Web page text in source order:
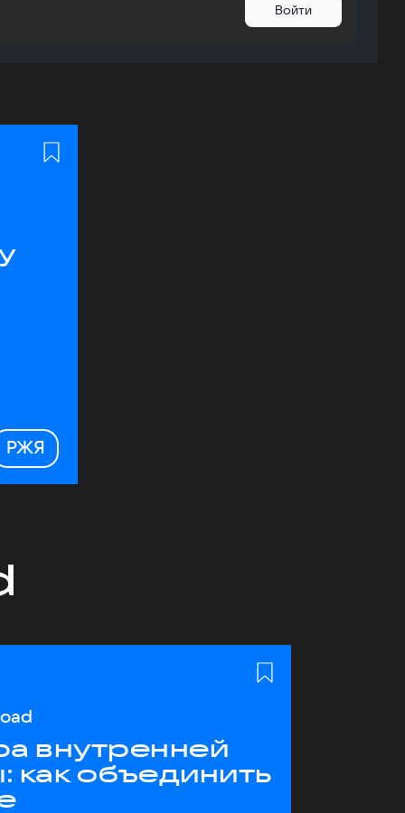
Войти
РЖЯ
внутренней
как объединить